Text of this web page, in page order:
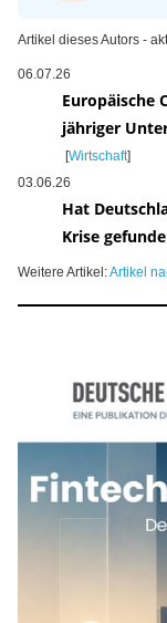
Artikel dieses Autors -
06.07.26
Europäische
jähriger
[Wirtschaft]
03.06.26
Hat
Krise
Weitere Artikel:Artikel